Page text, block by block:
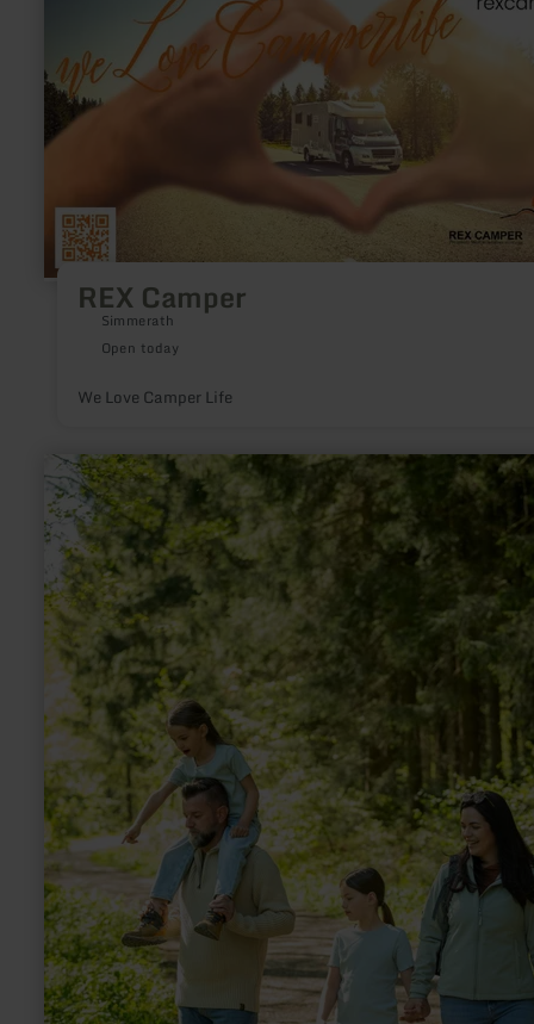
REX Camper
Simmerath
Open today
We Love Camper Life
Camper
learn
more
about:
Ich
bin
ein
stiller
Zeuge
der
Vergangenheit